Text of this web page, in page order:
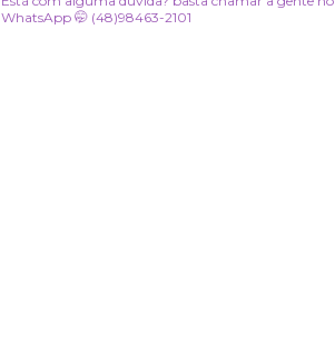
WhatsApp 🤭 (48)98463-2101